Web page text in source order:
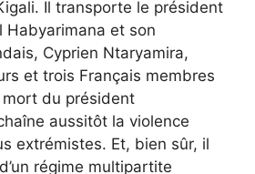
Il transporte le président
Habyarimana et son
Cyprien Ntaryamira,
et trois Français membres
mort du président
aussitôt la violence
extrémistes. Et, bien sûr, il
régime multipartite